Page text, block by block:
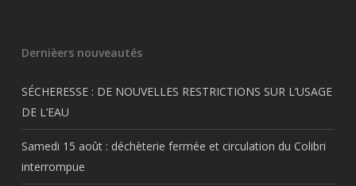
Dernièers nouveautés
SÉCHERESSE : DE NOUVELLES RESTRICTIONS SUR L’USAGE
DE L’EAU
Samedi 15 août : déchèterie fermée et circulation du Colibri
interrompue